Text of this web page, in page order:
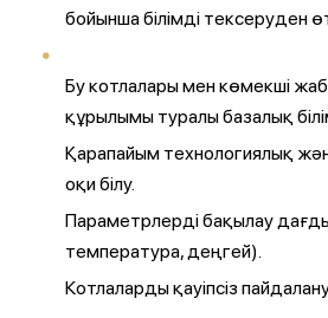
бойынша білімді тексеруден
Бу котлалары мен көмекші
құрылымы туралы базалық
Қарапайым технологиялық
оқи білу.
Параметрлерді бақылау
температура, деңгей).
Котлаларды қауіпсіз